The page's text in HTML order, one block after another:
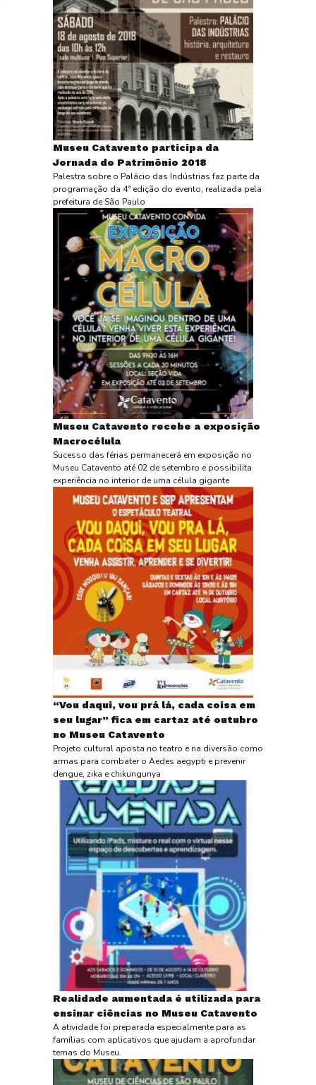
Museu Catavento participa da
Jornada do Patrimônio 2018
Palestra sobre o Palácio das Indústrias faz parte da
programação da 4ª edição do evento, realizada pela
prefeitura de São Paulo
Museu Catavento recebe a exposição
Macrocélula
Sucesso das férias permanecerá em exposição no
Museu Catavento até 02 de setembro e possibilita
experiência no interior de uma célula gigante
“Vou daqui, vou prá lá, cada coisa em
seu lugar” fica em cartaz até outubro
no Museu Catavento
Projeto cultural aposta no teatro e na diversão como
armas para combater o Aedes aegypti e prevenir
dengue, zika e chikungunya
Realidade aumentada é utilizada para
ensinar ciências no Museu Catavento
A atividade foi preparada especialmente para as
famílias com aplicativos que ajudam a aprofundar
temas do Museu.